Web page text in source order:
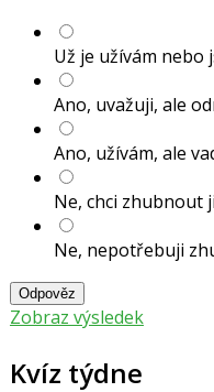
Už je užívám nebo
Ano, uvažuji, ale
Ano, užívám, ale
Ne, chci zhubnout
Ne, nepotřebuji
Odpověz
Zobraz výsledek
Kvíz týdne